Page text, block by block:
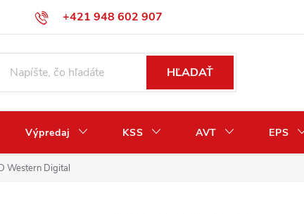
+421 948 602 907
Odstúpenie od zmluvy / vrátenie peňazí
HĽADAŤ
Výpredaj KSS AVT EPS
Western Digital